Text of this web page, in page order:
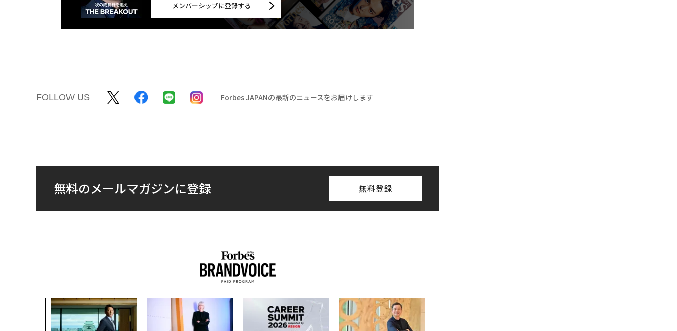
メンバーシップに登録する
FOLLOW US Forbes JAPANの最新のニュースをお届けします
無料のメールマガジンに登録 無料登録